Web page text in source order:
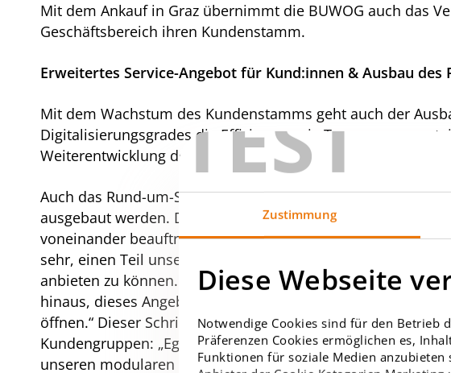
TEST
Zustimmung
Diese Webseite
Notwendige Cookies sind für den Betrieb
Präferenzen Cookies ermöglichen es,
Funktionen für soziale Medien
Mit dem Ankauf in Graz übernimmt die BUWOG auch das
Geschäftsbereich ihren Kundenstamm.
Erweitertes Service-Angebot für Kund:innen & Ausbau des
Mit dem Wachstum des Kundenstamms geht auch der
Digitalisierungsgrades die Effizienz sowie Transparenz
Weiterentwicklung der Kunden-App „Meine BUWOG“ weiter
Auch das Rund-um-Service-Paket, dessen Angebot sich
ausgebaut werden. Die bisher aneinander gekoppelten
voneinander beauftragt werden, was potenziellen
sehr, einen Teil unserer Leistungen nun auch für alle
anbieten zu können. Dadurch profitieren in Zukunft noch
hinaus, dieses Angebot sukzessive auf alle
öffnen.“ Dieser Schritt rundet das Leistungsspektrum der
Kundengruppen: „Egal ob jemand eine Wohnung oder
unseren modularen Leistungen können wir individuell auf